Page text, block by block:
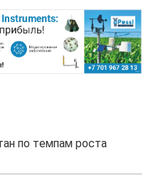
по темпам роста